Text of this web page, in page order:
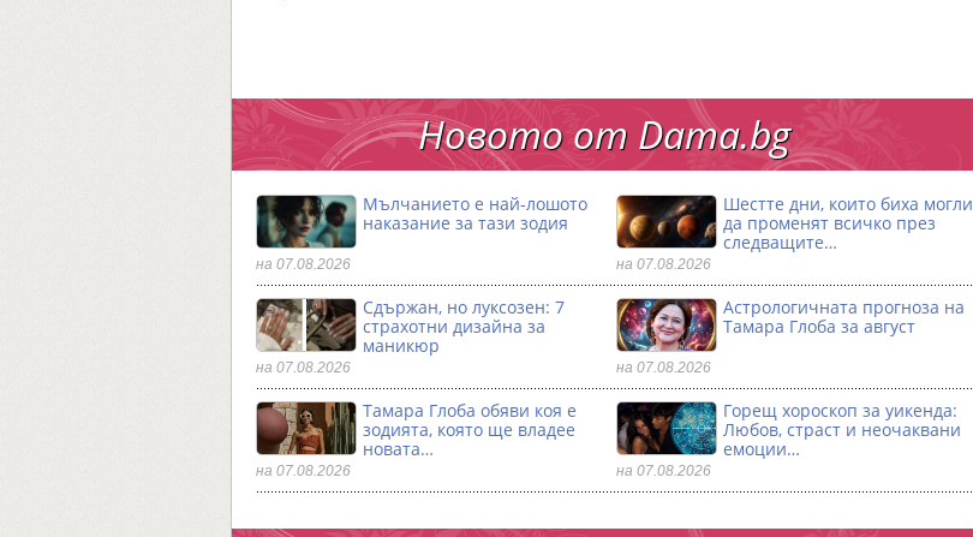
Новото от Dama.bg
Мълчанието е най-лошото
наказание за тази зодия
на 07.08.2026
Шестте дни, които биха могли
да променят всичко през
следващите…
на 07.08.2026
Сдържан, но луксозен: 7
страхотни дизайна за
маникюр
на 07.08.2026
Астрологичната прогноза на
Тамара Глоба за август
на 07.08.2026
Тамара Глоба обяви коя е
зодията, която ще владее
новата…
на 07.08.2026
Горещ хороскоп за уикенда:
Любов, страст и неочаквани
емоции…
на 07.08.2026